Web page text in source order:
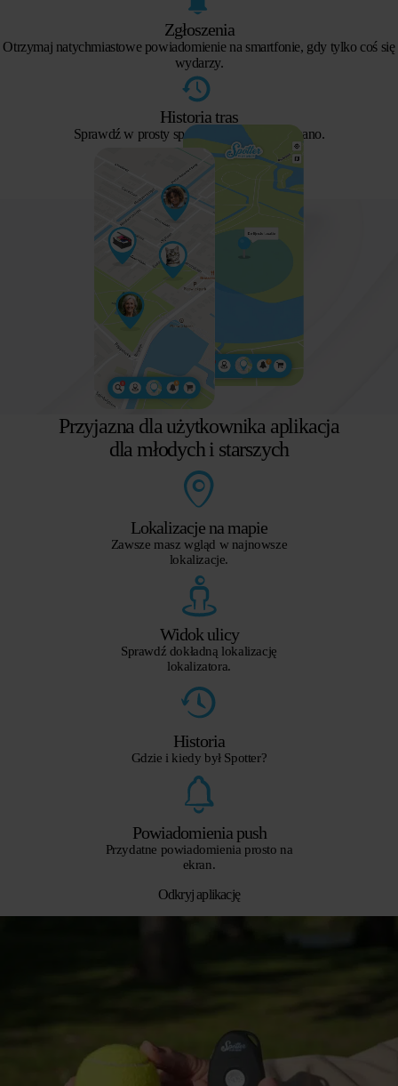
Zgłoszenia
Otrzymaj natychmiastowe powiadomienie na smartfonie, gdy tylko coś się
wydarzy.
Historia tras
Sprawdź w prosty sposób, jaką trasę pokonano.
Przyjazna dla użytkownika aplikacja
dla młodych i starszych
Lokalizacje na mapie
Zawsze masz wgląd w najnowsze
lokalizacje.
Widok ulicy
Sprawdź dokładną lokalizację
lokalizatora.
Historia
Gdzie i kiedy był Spotter?
Powiadomienia push
Przydatne powiadomienia prosto na
ekran.
Odkryj aplikację